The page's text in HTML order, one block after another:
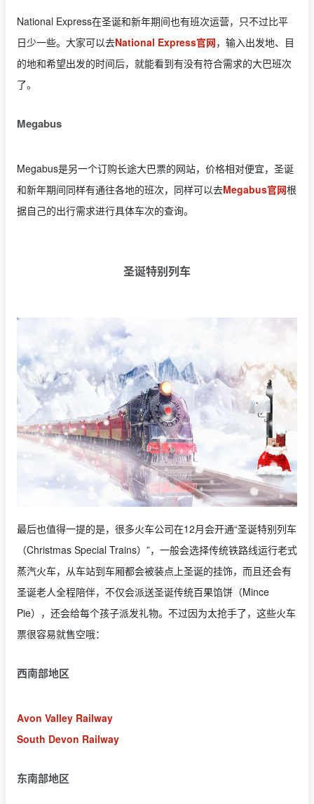
National Express在圣诞和新年期间也有班次运营，只不过比平
日少一些。大家可以去National Express官网，输入出发地、目
的地和希望出发的时间后，就能看到有没有符合需求的大巴班次
了。
Megabus
Megabus是另一个订购长途大巴票的网站，价格相对便宜，圣诞
和新年期间同样有通往各地的班次，同样可以去Megabus官网根
据自己的出行需求进行具体车次的查询。
圣诞特别列车
最后也值得一提的是，很多火车公司在12月会开通“圣诞特别列车
（Christmas Special Trains）”，一般会选择传统铁路线运行老式
蒸汽火车，从车站到车厢都会被装点上圣诞的挂饰，而且还会有
圣诞老人全程陪伴，不仅会派送圣诞传统百果馅饼（Mince
Pie），还会给每个孩子派发礼物。不过因为太抢手了，这些火车
票很容易就售空哦：
西南部地区
Avon Valley Railway
South Devon Railway
东南部地区